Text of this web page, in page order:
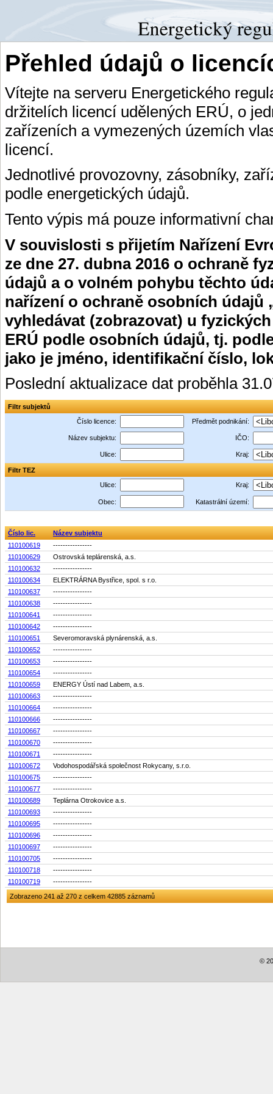
Přehled údajů o
Vítejte na serveru Energetického
držitelích licencí udělených ERÚ, o
zařízeních a vymezených územích
licencí.
Jednotlivé provozovny, zásobníky,
podle energetických údajů.
Tento výpis má pouze informativní
V souvislosti s přijetím Nařízení
ze dne 27. dubna 2016 o ochraně
údajů a o volném pohybu těchto
nařízení o ochraně osobních údajů
vyhledávat (zobrazovat) u
ERÚ podle osobních údajů, tj.
jako je jméno, identifikační číslo,
Poslední aktualizace dat proběhla
Filtr subjektů
Číslo licence:
Předmět podnikání:
Název subjektu: IČO:
Ulice: Kraj:
Filtr TEZ
Ulice:
Kraj:
Obec: Katastrální území:
Číslo lic.
Název subjektu
110100619
----------------
110100629
Ostrovská teplárenská, a.s.
110100632
----------------
110100634
ELEKTRÁRNA Bystřice, spol. s r.o.
110100637
----------------
110100638
----------------
110100641
----------------
110100642
----------------
110100651
Severomoravská plynárenská, a.s.
110100652
----------------
110100653
----------------
110100654
----------------
110100659
ENERGY Ústí nad Labem, a.s.
110100663
----------------
110100664
----------------
110100666
----------------
110100667
----------------
110100670
----------------
110100671
----------------
110100672
Vodohospodářská společnost Rokycany, s.r.o.
110100675
----------------
110100677
----------------
110100689
Teplárna Otrokovice a.s.
110100693
----------------
110100695
----------------
110100696
----------------
110100697
----------------
110100705
----------------
110100718
----------------
110100719
----------------
Zobrazeno 241 až 270 z celkem 42885 záznamů
©